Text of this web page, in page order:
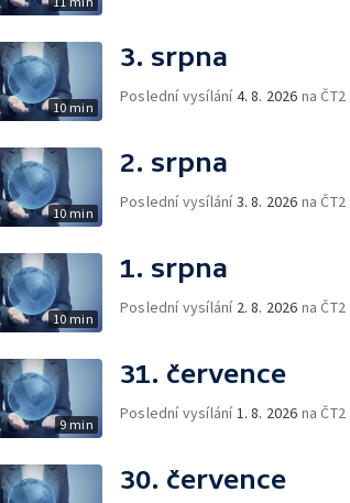
10 min
3. srpna
Poslední vysílání4. 8. 2026 na ČT2
10 min
2. srpna
Poslední vysílání3. 8. 2026 na ČT2
10 min
1. srpna
Poslední vysílání 2. 8. 2026 na ČT2
9 min
31. července
Poslední vysílání 1. 8. 2026 na ČT2
30. července